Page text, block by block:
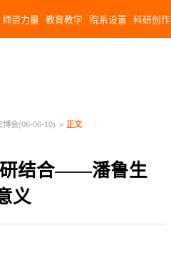
师资力量 教育教学 院系设置 科研创作
博会(06-06-10) > 正文
研结合——潘鲁生
义